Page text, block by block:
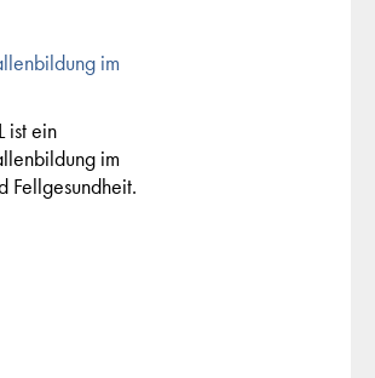
im
ist ein
im
Fellgesundheit.